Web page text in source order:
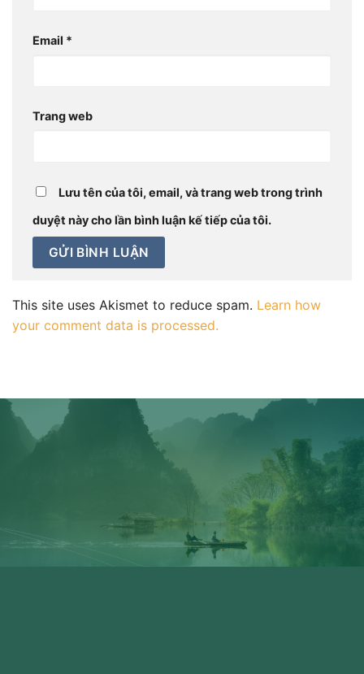
Email *
Trang web
Lưu tên của tôi, email, và trang web trong trình
duyệt này cho lần bình luận kế tiếp của tôi.
This site uses Akismet to reduce spam. Learn how
your comment data is processed.